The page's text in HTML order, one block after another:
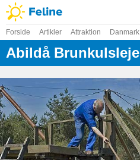
Forside Artikler Attraktion Danmark
Abildå Brunkulsleje